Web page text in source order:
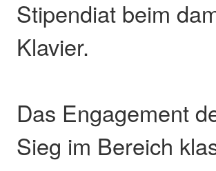
Stipendiat beim
Klavier.
Das Engagement
Sieg im Bereich